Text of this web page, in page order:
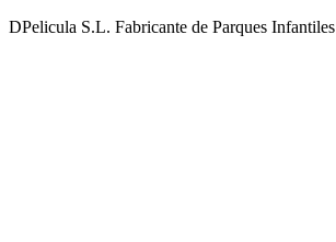
DPelicula S.L. Fabricante de Parques Infantiles